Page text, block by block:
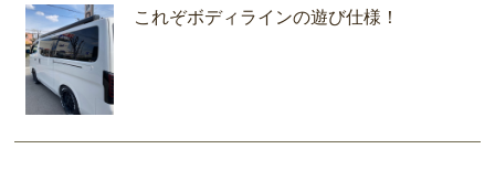
これぞボディラインの遊び仕様！